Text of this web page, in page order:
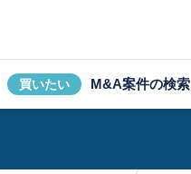
買いたい M&A案件の検索